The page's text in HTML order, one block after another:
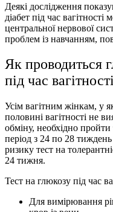
Деякі дослідження
діабет під час
центральної нервової
проблем із навчанням,
Як проводиться
під час
Усім вагітним жінкам, у
половині вагітності не
обміну, необхідно пройти
період з 24 по 28
ризику тест на
24 тижня.
Тест на глюкозу під час
Для вимірювання